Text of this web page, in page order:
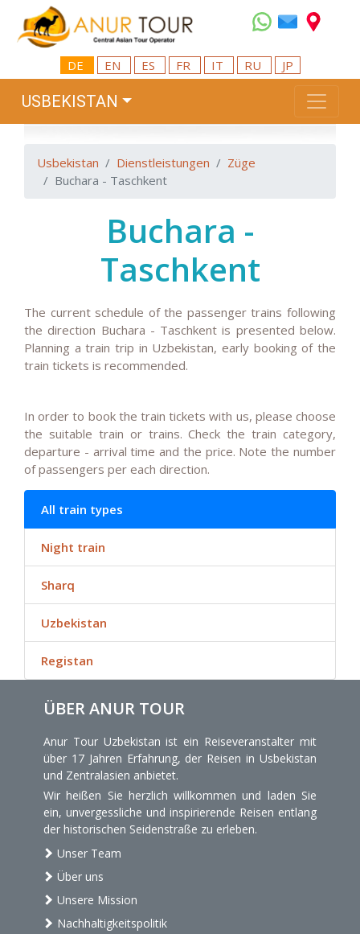
DE EN ES FR IT RU JP
USBEKISTAN
Usbekistan Dienstleistungen
Züge
Buchara - Taschkent
Buchara -
Taschkent
The current schedule of the passenger trains following
the direction Buchara - Taschkent is presented below.
Planning a train trip in Uzbekistan, early booking of the
train tickets is recommended.
In order to book the train tickets with us, please choose
the suitable train or trains. Check the train category,
departure - arrival time and the price. Note the number
of passengers per each direction.
All train types
Night train
Sharq
Uzbekistan
Registan
ÜBER ANUR TOUR
Anur Tour Uzbekistan ist ein Reiseveranstalter mit
über 17 Jahren Erfahrung, der Reisen in Usbekistan
und Zentralasien anbietet.
Wir heißen Sie herzlich willkommen und laden Sie
ein, unvergessliche und inspirierende Reisen entlang
der historischen Seidenstraße zu erleben.
Unser Team
Über uns
Unsere Mission
Nachhaltigkeitspolitik